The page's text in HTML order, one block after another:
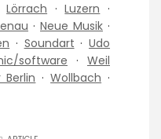
Lörrach ·Luzern ·
· Neue Musik ·
· Soundart ·Udo
software · Weil
Berlin ·Wollbach ·